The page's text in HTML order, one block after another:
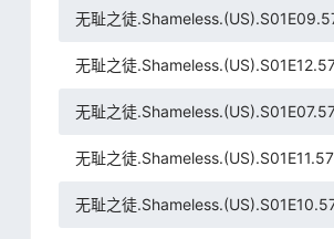
无耻之徒
无耻之徒
无耻之徒
无耻之徒
无耻之徒